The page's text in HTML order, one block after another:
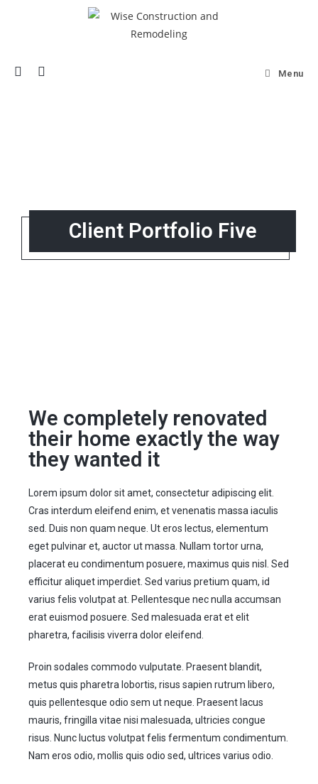
Menu
Client Portfolio Five
We completely renovated
their home exactly the way
they wanted it
Lorem ipsum dolor sit amet, consectetur adipiscing elit.
Cras interdum eleifend enim, et venenatis massa iaculis
sed. Duis non quam neque. Ut eros lectus, elementum
eget pulvinar et, auctor ut massa. Nullam tortor urna,
placerat eu condimentum posuere, maximus quis nisl. Sed
efficitur aliquet imperdiet. Sed varius pretium quam, id
varius felis volutpat at. Pellentesque nec nulla accumsan
erat euismod posuere. Sed malesuada erat et elit
pharetra, facilisis viverra dolor eleifend.
Proin sodales commodo vulputate. Praesent blandit,
metus quis pharetra lobortis, risus sapien rutrum libero,
quis pellentesque odio sem ut neque. Praesent lacus
mauris, fringilla vitae nisi malesuada, ultricies congue
risus. Nunc luctus volutpat felis fermentum condimentum.
Nam eros odio, mollis quis odio sed, ultrices varius odio.